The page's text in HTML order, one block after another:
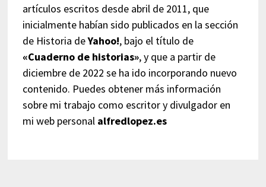
artículos escritos desde abril de 2011, que
inicialmente habían sido publicados en la sección
de Historia deYahoo!, bajo el título de
«Cuaderno de historias», y que a partir de
diciembre de 2022 se ha ido incorporando nuevo
contenido. Puedes obtener más información
sobre mi trabajo como escritor y divulgador en
mi web personal alfredlopez.es